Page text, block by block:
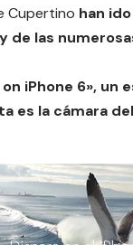
Cupertino han
de las
iPhone 6», un
es la cámara